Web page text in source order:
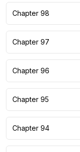
Chapter 98
Chapter 97
Chapter 96
Chapter 95
Chapter 94